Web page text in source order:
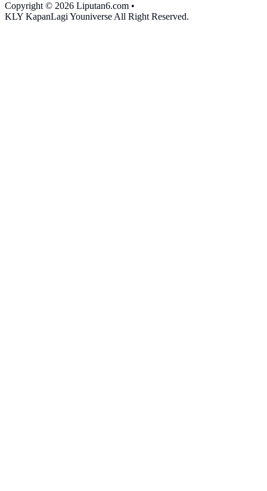
Copyright © 2026 Liputan6.com •
KLY KapanLagi Youniverse All Right Reserved.